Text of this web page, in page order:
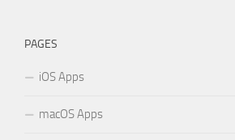
PAGES
iOS Apps
macOS Apps